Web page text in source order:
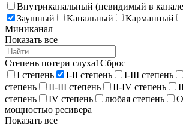
Внутриканальный (невидимый в
Заушный
Канальный Карманный
Миниканал
Показать все
Степень потери слуха1Сброс
I степень
I-II степень I-III степень
степень
II-III степень II-IV степень
степень
IV степень любая степень
мощностью ресивера
Показать все